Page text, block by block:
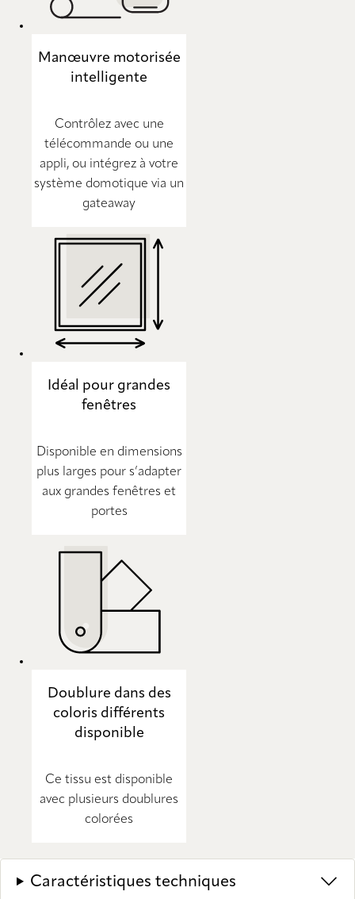
Manœuvre motorisée
intelligente
Contrôlez avec une
télécommande ou une
appli, ou intégrez à votre
système domotique via un
gateaway
Idéal pour grandes
fenêtres
Disponible en dimensions
plus larges pour s’adapter
aux grandes fenêtres et
portes
Doublure dans des
coloris différents
disponible
Ce tissu est disponible
avec plusieurs doublures
colorées
Caractéristiques techniques